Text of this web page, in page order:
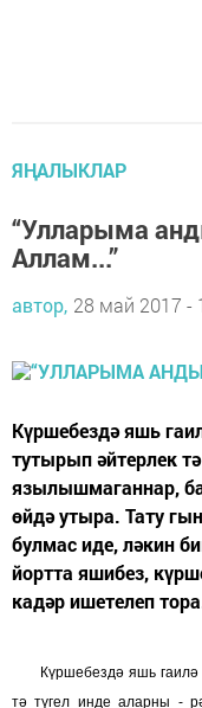
ЯҢАЛЫКЛАР
“Улларыма
Аллам...”
автор, 28 май 2017 -
Күршебездә яшь
тутырып әйтерлек
язылышмаганнар,
өйдә утыра. Тату
булмас иде, ләкин
йортта яшибез,
кадәр ишетелеп
Күршебездә яшь
тә түгел инде аларны -